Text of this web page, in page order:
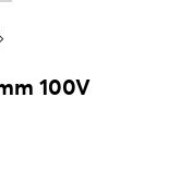
100V